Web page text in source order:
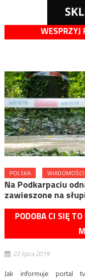
WESPRZYJ
POLSKA WIADOMOŚCI
Na Podkarpaciu
zawieszone na
PODOBA CI SIĘ
22 lipca 2019
Jak informuje portal